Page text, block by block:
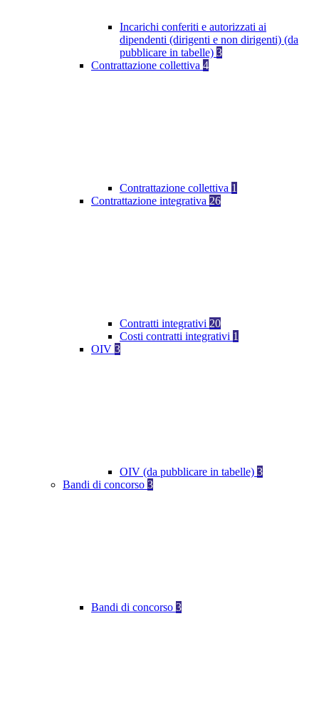
Incarichi conferiti e autorizzati ai
dipendenti (dirigenti e non dirigenti) (da
pubblicare in tabelle) 3
Contrattazione collettiva 4
Contrattazione collettiva 1
Contrattazione integrativa 26
Contratti integrativi 20
Costi contratti integrativi 1
OIV 3
OIV (da pubblicare in tabelle) 3
Bandi di concorso 3
Bandi di concorso 3